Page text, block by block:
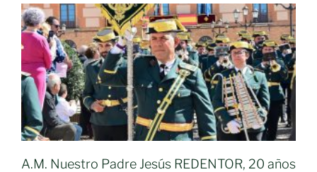
A.M. Nuestro Padre Jesús REDENTOR, 20 años